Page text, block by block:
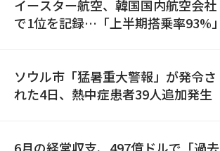
イースター航空、韓国国内航空会社
で1位を記録…「上半期搭乗率93%」
ソウル市「猛暑重大警報」が発令さ
れた4日、熱中症患者39人追加発生